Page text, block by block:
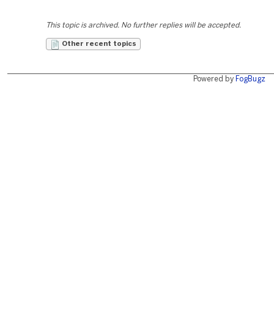
This topic is archived. No further replies will be accepted.
Other recent topics
Powered by FogBugz